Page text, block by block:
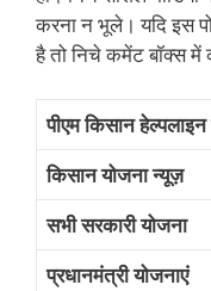
करना न भूले। यदि इस
है तो निचे कमेंट बॉक्स
पीएम किसान
किसान योजना न्यूज़
सभी सरकारी योजना
प्रधानमंत्री योजनाएं